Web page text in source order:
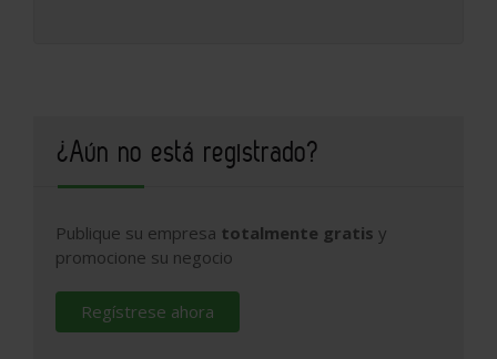
¿Aún no está registrado?
Publique su empresa totalmente gratis y
promocione su negocio
Regístrese ahora